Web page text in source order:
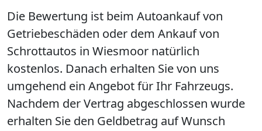
Die Bewertung ist beim Autoankauf von
Getriebeschäden oder dem Ankauf von
Schrottautos in Wiesmoor natürlich
kostenlos. Danach erhalten Sie von uns
umgehend ein Angebot für Ihr Fahrzeugs.
Nachdem der Vertrag abgeschlossen wurde
erhalten Sie den Geldbetrag auf Wunsch